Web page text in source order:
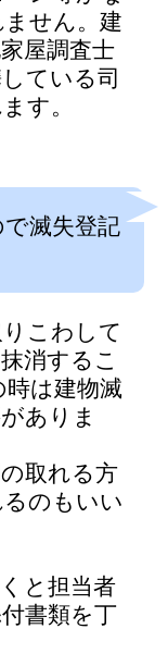
せん。建
屋調査士
ている司
す。
滅失登記
こわして
消するこ
は建物滅
ありま
取れる方
のもいい
と担当者
書類を丁